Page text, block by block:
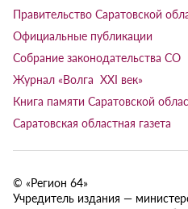
Правительство Саратовской
Официальные публикации
Собрание законодательства СО
Журнал «Волга XXI век»
Книга памяти Саратовской
Саратовская областная газета
© «Регион 64»
Учредитель издания —